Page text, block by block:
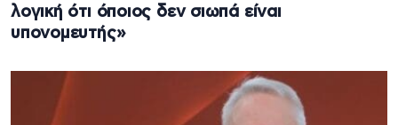
λογική ότι όποιος δεν σιωπά είναι
υπονομευτής»